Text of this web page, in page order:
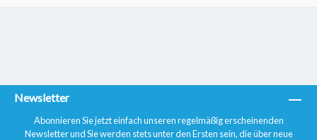
Newsletter
Abonnieren Sie jetzt einfach unseren regelmäßig erscheinenden
Newsletter und Sie werden stets unter den Ersten sein, die über neue